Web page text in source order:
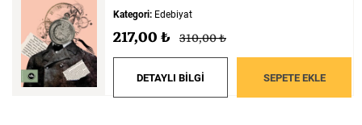
Kategori: Edebiyat
217,00 ₺ 310,00 ₺
DETAYLI BİLGİ SEPETE EKLE